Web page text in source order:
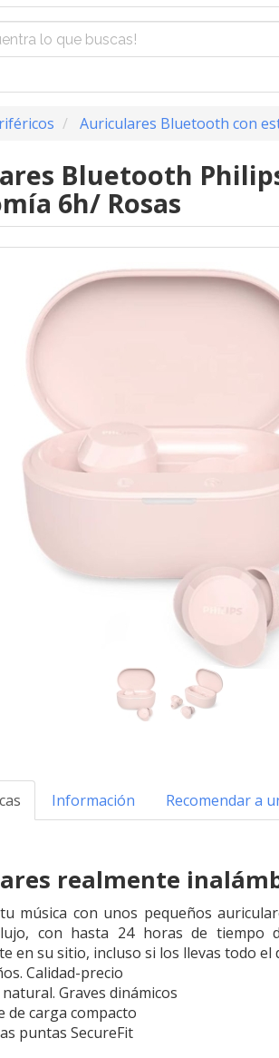
Auriculares Bluetooth con
Bluetooth
6h/ Rosas
Información Recomendar a
realmente
música con unos pequeños
con hasta 24 horas de tiempo
en su sitio, incluso si los llevas todo el
Calidad-precio
Graves dinámicos
de carga compacto
puntas SecureFit